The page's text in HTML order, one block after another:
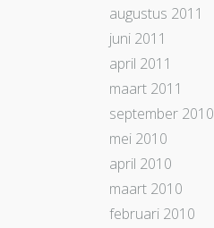
augustus 2011
juni 2011
april 2011
maart 2011
september 2010
mei 2010
april 2010
maart 2010
februari 2010